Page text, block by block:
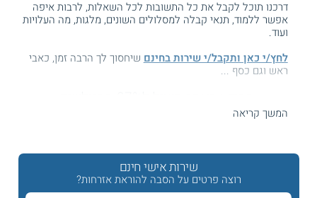
דרכנו תוכל לקבל את כל התשובות לכל השאלות, לרבות איפה
אפשר ללמוד, תנאי קבלה למסלולים השונים, מלגות, מה העלויות
ועוד.
לחץ/י כאן ותקבל/י שירות בחינם שיחסוך לך הרבה זמן, כאבי
ראש וגם כסף ...
עזרנו גם לך? דרג אותנו:
הסבת אקדמאים להוראת אזרחות - הכשרת אקדמאים
להוראת אזרחות לעל יסודי
המשך קריאה
שירות אישי חינם
רוצה פרטים על הסבה להוראת אזרחות?